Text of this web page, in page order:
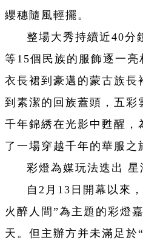
纓穗隨風輕擺。
整場大秀持續近40分
等15個民族的服飾逐一
衣長裙到豪邁的蒙古族長
到素潔的回族蓋頭，五彩
千年錦綉在光影中甦醒，
了一場穿越千年的華服之
彩燈為媒玩法迭出 星
自2月13日開幕以來
火醉人間”為主題的彩燈
天。但主辦方并未滿足於